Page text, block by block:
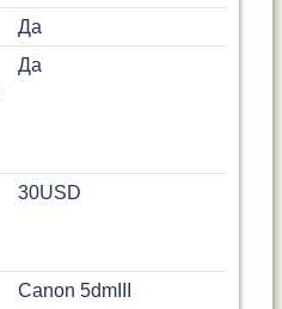
Да
Да
30USD
Canon 5dmIII